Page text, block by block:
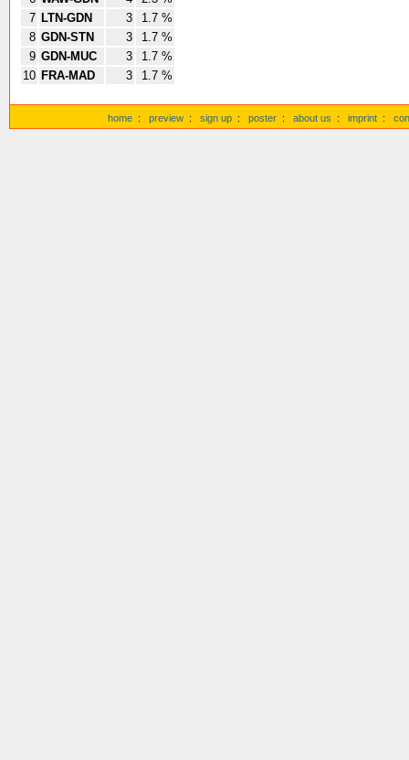
7 LTN-GDN 3
1.7 %
8 GDN-STN 3
1.7 %
9 GDN-MUC 3
1.7 %
10 FRA-MAD 3 1.7 %
home : preview : sign up : poster : about us : imprint :